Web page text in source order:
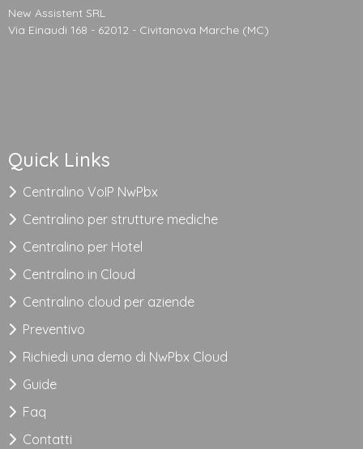
New Assistent SRL
Via Einaudi 168 - 62012 - Civitanova Marche (MC)
Quick Links
Centralino VoIP NwPbx
Centralino per strutture mediche
Centralino per Hotel
Centralino in Cloud
Centralino cloud per aziende
Preventivo
Richiedi una demo di NwPbx Cloud
Guide
Faq
Contatti